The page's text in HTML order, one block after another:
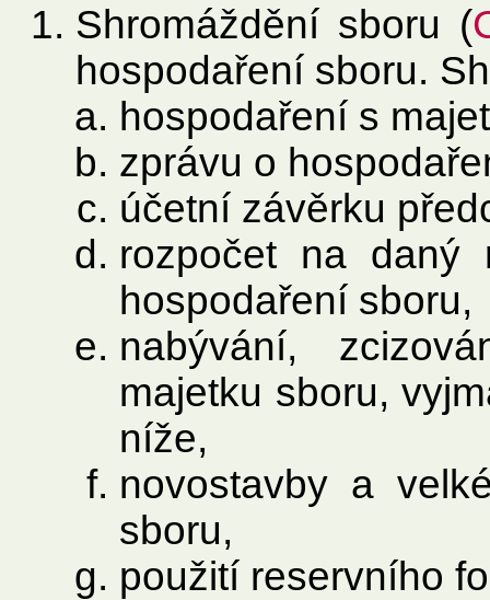
Shromáždění sboru (
hospodaření sboru.
hospodaření s
zprávu o
účetní závěrku
rozpočet na daný
hospodaření sboru,
nabývání,
majetku sboru,
níže,
novostavby a
sboru,
použití reservního